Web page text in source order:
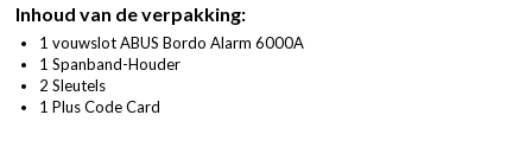
Inhoud van de verpakking:
1 vouwslot ABUS Bordo Alarm 6000A
1 Spanband-Houder
2 Sleutels
1 Plus Code Card